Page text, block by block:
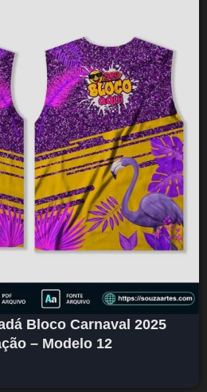
Bloco Carnaval 2025
– Modelo 12